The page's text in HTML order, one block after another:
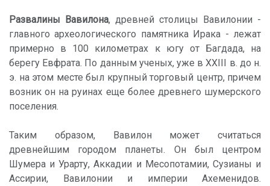
Развалины Вавилона, древней столицы Вавилонии -
главного археологического памятника Ирака - лежат
примерно в 100 километрах к югу от Багдада, на
берегу Евфрата. По данным ученых, уже в XXIII в. до н.
э. на этом месте был крупный торговый центр, причем
возник он на руинах еще более древнего шумерского
поселения.
Таким образом, Вавилон может считаться
древнейшим городом планеты. Он был центром
Шумера и Урарту, Аккадии и Месопотамии, Сузианы и
Ассирии, Вавилонии и империи Ахеменидов.